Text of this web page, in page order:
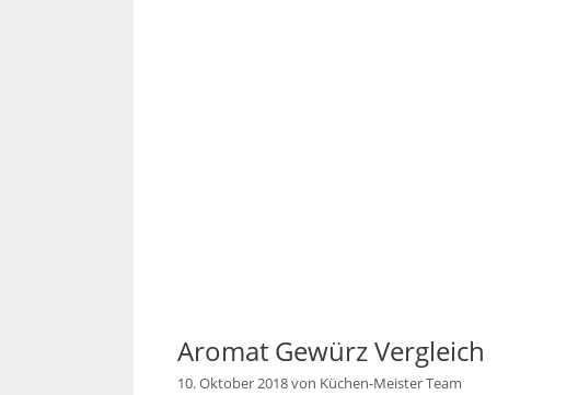
Aromat Gewürz Vergleich
10. Oktober 2018von Küchen-Meister Team